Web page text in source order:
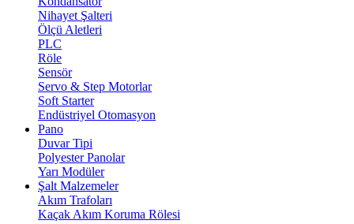
Nihayet Şalteri
Ölçü Aletleri
PLC
Röle
Sensör
Servo & Step Motorlar
Soft Starter
Endüstriyel Otomasyon
Pano
Duvar Tipi
Polyester Panolar
Yarı Modüler
Şalt Malzemeler
Akım Trafoları
Kaçak Akım Koruma Rölesi